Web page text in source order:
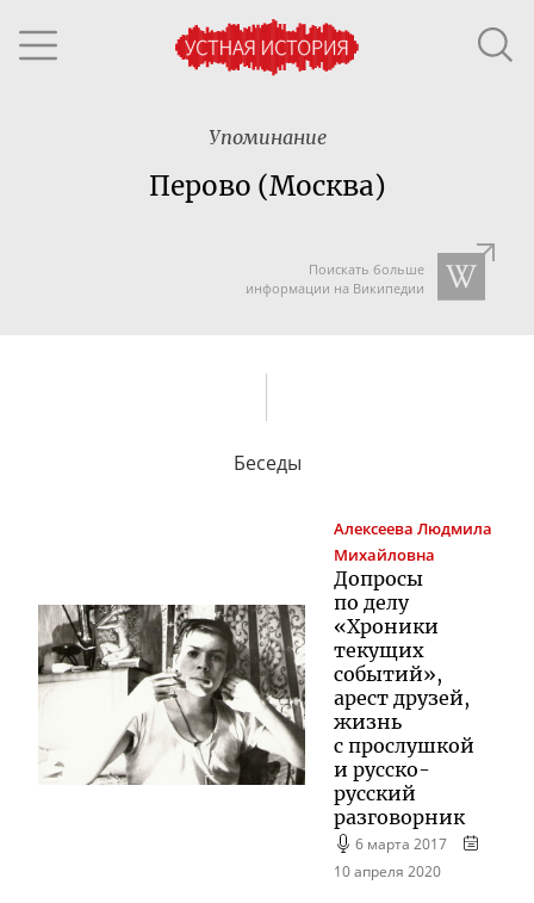
Упоминание
Перово (Москва)
Поискать больше
информации на Википедии
Беседы
Алексеева Людмила
Михайловна
Допросы
по делу
«Хроники
текущих
событий»,
арест друзей,
жизнь
с прослушкой
и русско-
русский
разговорник
6 марта 2017
10 апреля 2020